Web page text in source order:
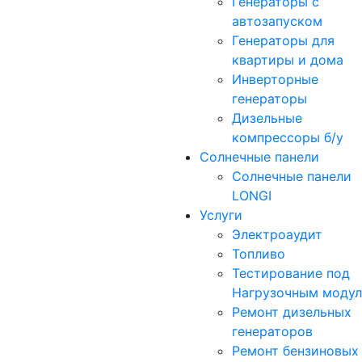
автозапуском
Генераторы для
квартиры и дома
Инверторные
генераторы
Дизельные
компрессоры б/у
Солнечные панели
Солнечные панели
LONGI
Услуги
Электроаудит
Топливо
Тестирование под
Нагрузочным
Ремонт дизельных
генераторов
Ремонт бензиновых